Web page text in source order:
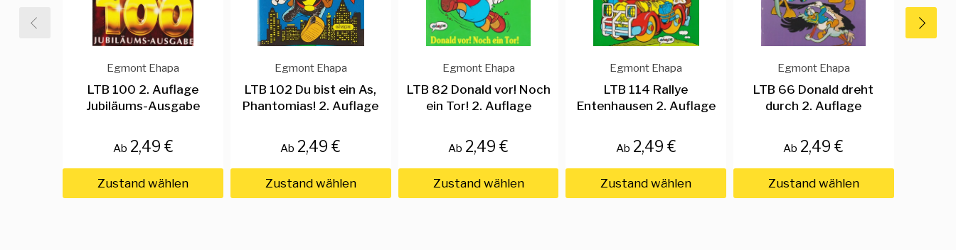
Egmont Ehapa
LTB 100 2. Auflage
Jubiläums-Ausgabe
Ab 2,49 €
Zustand wählen
Egmont Ehapa
LTB 102 Du bist ein As,
Phantomias! 2. Auflage
Ab 2,49 €
Zustand wählen
Egmont Ehapa
LTB 82 Donald vor! Noch
ein Tor! 2. Auflage
Ab 2,49 €
Zustand wählen
Egmont Ehapa
LTB 114 Rallye
Entenhausen 2. Auflage
Ab 2,49 €
Zustand wählen
Egmont Ehapa
LTB 66 Donald dreht
durch 2. Auflage
Ab 2,49 €
Zustand wählen